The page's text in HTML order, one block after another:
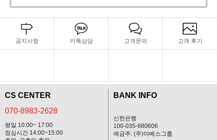
공지사항 카톡상담 고객문의 고객 후기
CS CENTER
070-8983-2628
평일 10:00~ 17:00
점심시간 14:00~15:00
BANK INFO
신한은행
100-035-680606
예금주: (주)야베스그룹